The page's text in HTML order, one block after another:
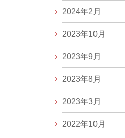
2024年2月
2023年10月
2023年9月
2023年8月
2023年3月
2022年10月